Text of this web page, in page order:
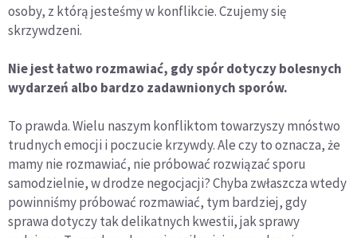
osoby, z którą jesteśmy w konflikcie. Czujemy się
skrzywdzeni.
Nie jest łatwo rozmawiać, gdy spór dotyczy bolesnych
wydarzeń albo bardzo zadawnionych sporów.
To prawda. Wielu naszym konfliktom towarzyszy mnóstwo
trudnych emocji i poczucie krzywdy. Ale czy to oznacza, że
mamy nie rozmawiać, nie próbować rozwiązać sporu
samodzielnie, w drodze negocjacji? Chyba zwłaszcza wtedy
powinniśmy próbować rozmawiać, tym bardziej, gdy
sprawa dotyczy tak delikatnych kwestii, jak sprawy